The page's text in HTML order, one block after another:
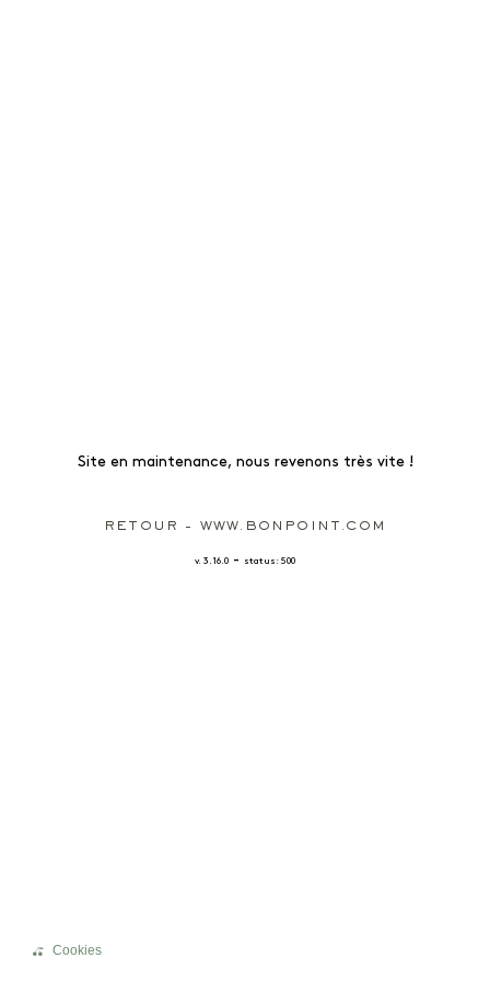
Site en maintenance, nous revenons très vite !
RETOUR - WWW.BONPOINT.COM
v. 3.16.0 - status: 500